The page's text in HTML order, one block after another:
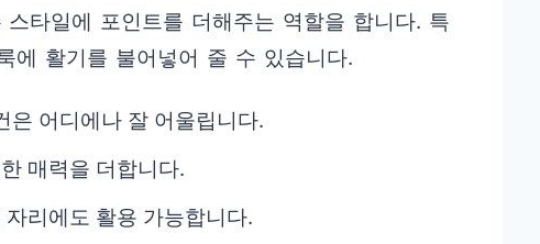
타일에 포인트를 더해주는 역할을 합니다. 특
에 활기를 불어넣어 줄 수 있습니다.
은 어디에나 잘 어울립니다.
매력을 더합니다.
리에도 활용 가능합니다.